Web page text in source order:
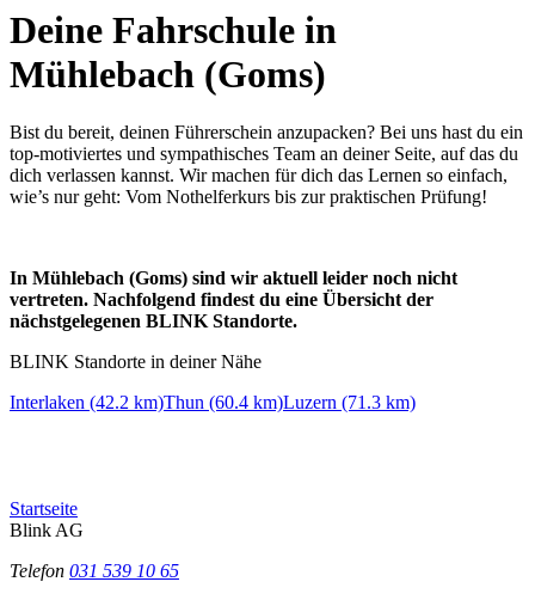
Deine Fahrschule in
Mühlebach (Goms)
Bist du bereit, deinen Führerschein anzupacken? Bei uns hast du ein
top-motiviertes und sympathisches Team an deiner Seite, auf das du
dich verlassen kannst. Wir machen für dich das Lernen so einfach,
wie’s nur geht: Vom Nothelferkurs bis zur praktischen Prüfung!
In Mühlebach (Goms) sind wir aktuell leider noch nicht
vertreten. Nachfolgend findest du eine Übersicht der
nächstgelegenen BLINK Standorte.
BLINK Standorte in deiner Nähe
Interlaken (42.2 km)Thun (60.4 km)Luzern (71.3 km)
Startseite
Blink AG
Telefon 031 539 10 65